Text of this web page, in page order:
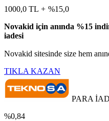
1000,0 TL + %15,0
Novakid için anında %15
iadesi
Novakid sitesinde size hem
TIKLA KAZAN
PARA
%0,84